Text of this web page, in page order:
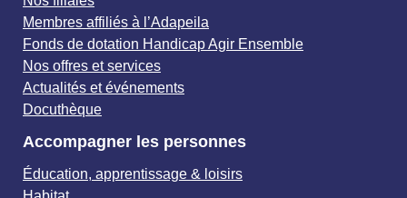
Membres affiliés à l’Adapeila
Fonds de dotation Handicap Agir Ensemble
Nos offres et services
Actualités et événements
Docuthèque
Accompagner les personnes
Éducation, apprentissage & loisirs